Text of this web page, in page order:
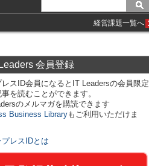
経営課題一覧へ
会員登録
スID会員になるとIT Leadersの会員限定
を読むことができます。
のメルマガを購読できます
Business Libraryもご利用いただけま
プレスIDとは